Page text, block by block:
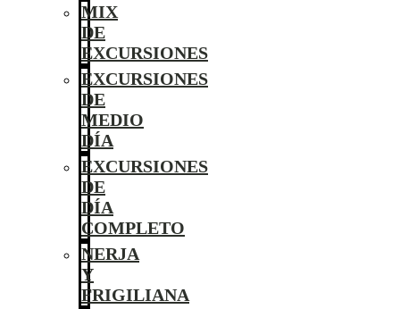
MIX
DE
EXCURSIONES
EXCURSIONES
DE
MEDIO
DÍA
EXCURSIONES
DE
DÍA
COMPLETO
NERJA
Y
FRIGILIANA